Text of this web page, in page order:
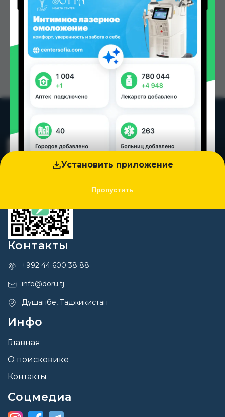
Установить приложение
Пропустить
Контакты
+992 44 600 38 88
info@doru.tj
Душанбе, Таджикистан
Инфо
Главная
О поисковике
Контакты
Соцмедиа